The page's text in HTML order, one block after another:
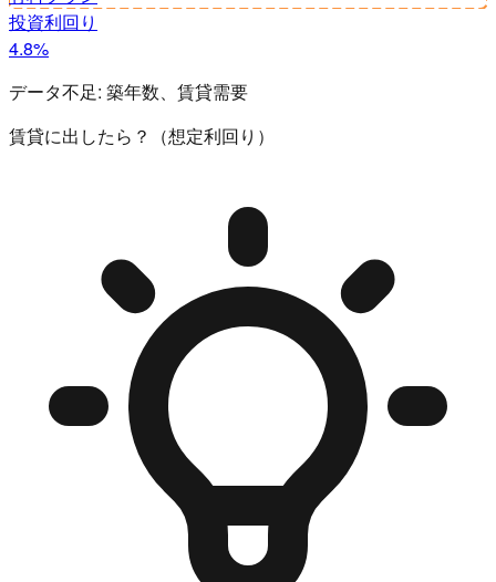
投資利回り
4.8%
データ不足: 築年数、賃貸需要
賃貸に出したら？（想定利回り）